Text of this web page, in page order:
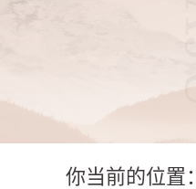
你当前的位置：